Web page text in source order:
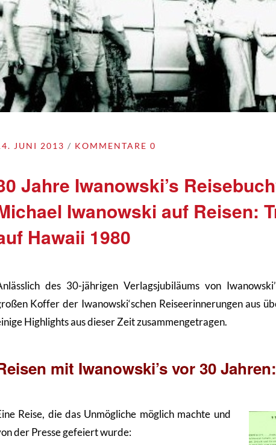
JUNI 2013 KOMMENTARE 0
Jahre Iwanowski’s
Iwanowski auf Reisen:
Hawaii 1980
des 30-jährigen Verlagsjubiläums von
Koffer der Iwanowski‘schen Reiseerinnerungen aus
Highlights aus dieser Zeit zusammengetragen.
mit Iwanowski’s vor 30
Reise, die das Unmögliche möglich machte und
der Presse gefeiert wurde: